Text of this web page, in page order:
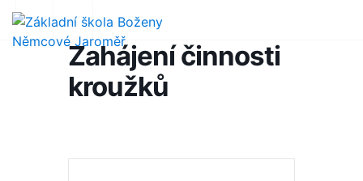
Zahájení činnosti
kroužků